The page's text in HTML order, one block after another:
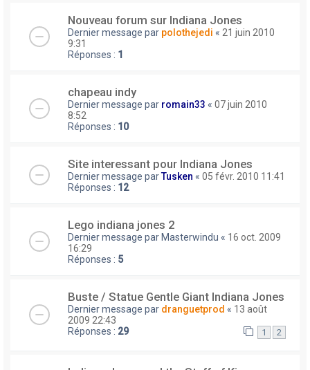
Nouveau forum sur Indiana Jones
Dernier message par polothejedi « 21 juin 2010
9:31
Réponses : 1
chapeau indy
Dernier message par romain33 « 07 juin 2010
8:52
Réponses : 10
Site interessant pour Indiana Jones
Dernier message parTusken « 05 févr. 2010 11:41
Réponses : 12
Lego indiana jones 2
Dernier message par Masterwindu « 16 oct. 2009
16:29
Réponses : 5
Buste / Statue Gentle Giant Indiana Jones
Dernier message par dranguetprod « 13 août
2009 22:43
Réponses : 29 1 2